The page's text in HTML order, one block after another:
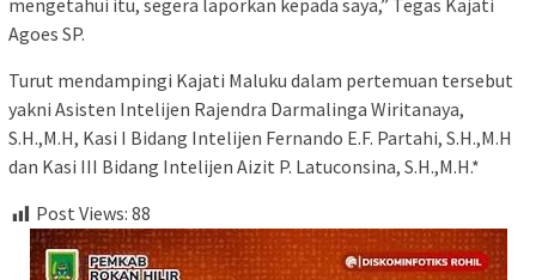
mengetahui itu, segera laporkan kepada saya,” Tegas Kajati
Agoes SP.
Turut mendampingi Kajati Maluku dalam pertemuan tersebut
yakni Asisten Intelijen Rajendra Darmalinga Wiritanaya,
S.H.,M.H, Kasi I Bidang Intelijen Fernando E.F. Partahi, S.H.,M.H
dan Kasi III Bidang Intelijen Aizit P. Latuconsina, S.H.,M.H.*
Post Views: 88